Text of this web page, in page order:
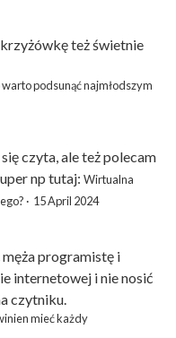
krzyżówkęteż świetnie
podsunąć najmłodszym
czyta, ale też polecam
np tutaj: Wirtualna
· 15 April 2024
męża programistę i
internetowej i nie nosić
czytniku.
mieć każdy